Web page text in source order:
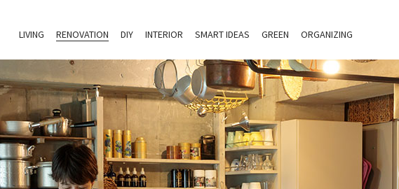
LIVING RENOVATION DIY INTERIOR SMART IDEAS GREEN ORGANIZING